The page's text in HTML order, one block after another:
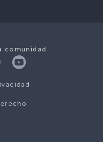
comunidad